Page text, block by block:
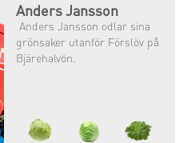
Anders Jansson
Anders Jansson odlar sina
grönsaker utanför Förslöv på
Bjärehalvön.